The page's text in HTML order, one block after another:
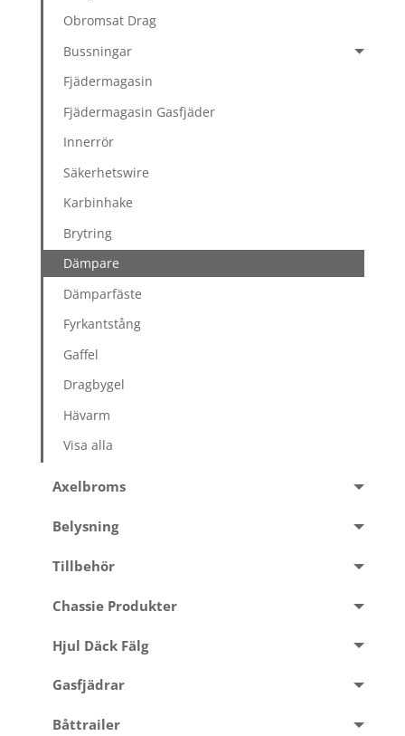
Obromsat Drag
Bussningar
Fjädermagasin
Fjädermagasin Gasfjäder
Innerrör
Säkerhetswire
Karbinhake
Brytring
Dämpare
Dämparfäste
Fyrkantstång
Gaffel
Dragbygel
Hävarm
Visa alla
Axelbroms
Belysning
Tillbehör
Chassie Produkter
Hjul Däck Fälg
Gasfjädrar
Båttrailer